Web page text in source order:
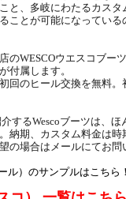
と、多岐にわたるカス
ことが可能になっている
のWESCOウエスコブー
付属します。
回のヒール交換を無料。
するWescoブーツは、
納期、カスタム料金は時
の場合はメールにてお問
ル）のサンプルはこちら！